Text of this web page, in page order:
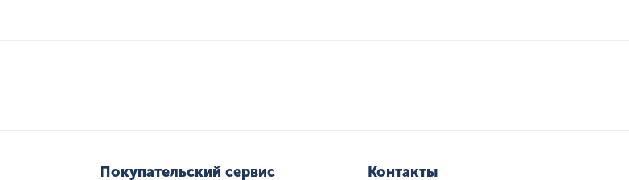
Покупательский сервис Контакты